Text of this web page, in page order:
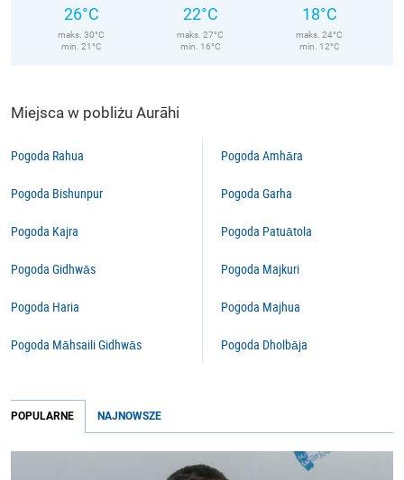
26°C
maks. 30°C
min. 21°C
22°C
maks. 27°C
min. 16°C
18°C
maks. 24°C
min. 12°C
Miejsca w pobliżu Aurāhi
Pogoda Rahua
Pogoda Bishunpur
Pogoda Kajra
Pogoda Gidhwās
Pogoda Haria
Pogoda Māhsaili Gidhwās
Pogoda Amhāra
Pogoda Garha
Pogoda Patuātola
Pogoda Majkuri
Pogoda Majhua
Pogoda Dholbāja
POPULARNE NAJNOWSZE